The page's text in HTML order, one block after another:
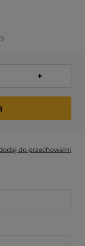
+
do przechowalni